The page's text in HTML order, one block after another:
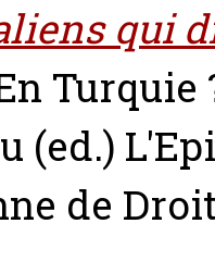
qui
(ed.)
de